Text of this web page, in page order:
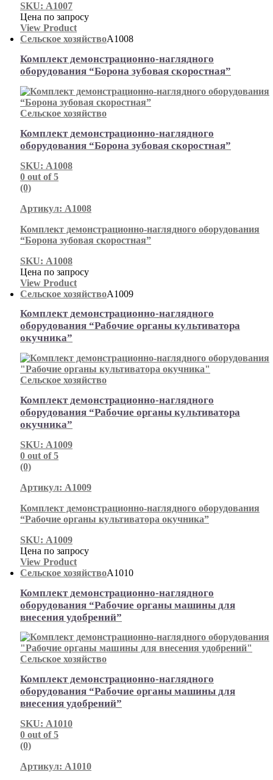
SKU: А1007
Цена по запросу
View Product
Сельское хозяйствоА1008
Комплект демонстрационно-наглядного
оборудования “Борона зубовая скоростная”
Сельское хозяйство
Комплект демонстрационно-наглядного
оборудования “Борона зубовая скоростная”
SKU: А1008
0 out of 5
(0)
Артикул: А1008
Комплект демонстрационно-наглядного оборудования
“Борона зубовая скоростная”
SKU: А1008
Цена по запросу
View Product
Сельское хозяйствоА1009
Комплект демонстрационно-наглядного
оборудования “Рабочие органы культиватора
окучника”
Сельское хозяйство
Комплект демонстрационно-наглядного
оборудования “Рабочие органы культиватора
окучника”
SKU: А1009
0 out of 5
(0)
Артикул: А1009
Комплект демонстрационно-наглядного оборудования
“Рабочие органы культиватора окучника”
SKU: А1009
Цена по запросу
View Product
Сельское хозяйствоА1010
Комплект демонстрационно-наглядного
оборудования “Рабочие органы машины для
внесения удобрений”
Сельское хозяйство
Комплект демонстрационно-наглядного
оборудования “Рабочие органы машины для
внесения удобрений”
SKU: А1010
0 out of 5
(0)
Артикул: А1010